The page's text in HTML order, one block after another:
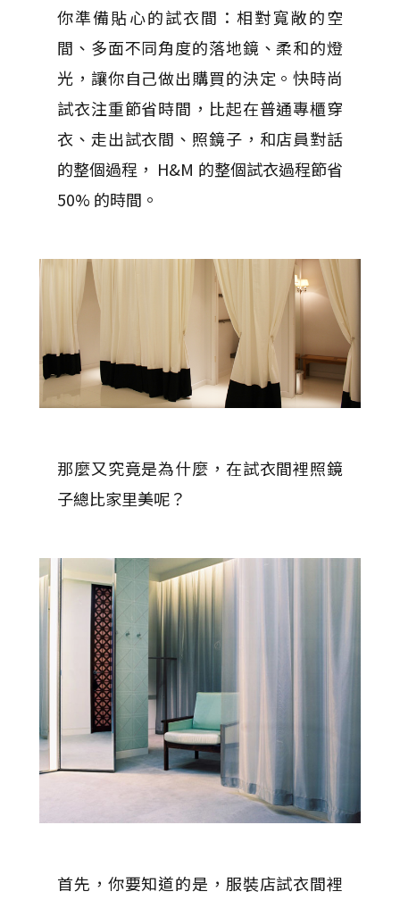
你準備貼心的試衣間：相對寬敞的空
間、多面不同角度的落地鏡、柔和的燈
光，讓你自己做出購買的決定。快時尚
試衣注重節省時間，比起在普通專櫃穿
衣、走出試衣間、照鏡子，和店員對話
的整個過程， H&M 的整個試衣過程節省
50% 的時間。
那麼又究竟是為什麼，在試衣間裡照鏡
子總比家里美呢？
首先，你要知道的是，服裝店試衣間裡